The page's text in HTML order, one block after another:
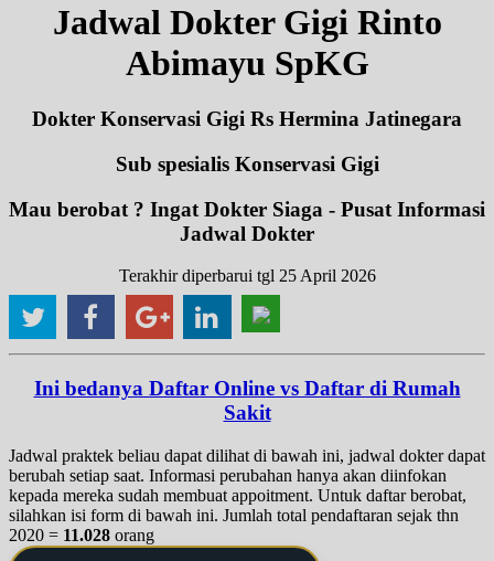
Jadwal Dokter Gigi Rinto
Abimayu SpKG
Dokter Konservasi Gigi Rs Hermina Jatinegara
Sub spesialis Konservasi Gigi
Mau berobat ? Ingat Dokter Siaga - Pusat Informasi
Jadwal Dokter
Terakhir diperbarui tgl 25 April 2026
Ini bedanya Daftar Online vs Daftar di Rumah
Sakit
Jadwal praktek beliau dapat dilihat di bawah ini, jadwal dokter dapat
berubah setiap saat. Informasi perubahan hanya akan diinfokan
kepada mereka sudah membuat appoitment. Untuk daftar berobat,
silahkan isi form di bawah ini. Jumlah total pendaftaran sejak thn
2020 = 11.028 orang